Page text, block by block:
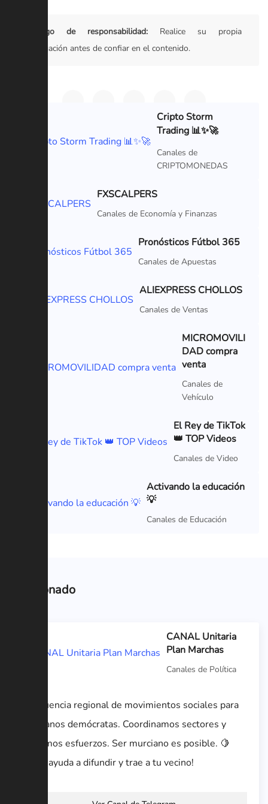
Descargo de responsabilidad: Realice su propia
investigación antes de confiar en el contenido.
Cripto Storm
Trading 📊✨🚀
Canales de
CRIPTOMONEDAS
FXSCALPERS
Canales de Economía y Finanzas
Pronósticos Fútbol 365
Canales de Apuestas
ALIEXPRESS CHOLLOS
Canales de Ventas
MICROMOVILI
DAD compra
venta
Canales de
Vehículo
El Rey de TikTok
👑 TOP Videos
Canales de Video
Activando la educación
💡
Canales de Educación
Relacionado
CANAL Unitaria
Plan Marchas
Canales de Política
Confluencia regional de movimientos sociales para
murcianos demócratas. Coordinamos sectores y
sumamos esfuerzos. Ser murciano es posible. 🍋
Entra, ayuda a difundir y trae a tu vecino!